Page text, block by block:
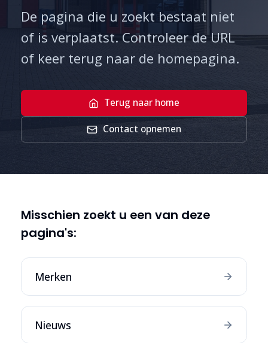
De pagina die u zoekt bestaat niet
of is verplaatst. Controleer de URL
of keer terug naar de homepagina.
Terug naar home
Contact opnemen
Misschien zoekt u een van deze
pagina's:
Merken
Nieuws